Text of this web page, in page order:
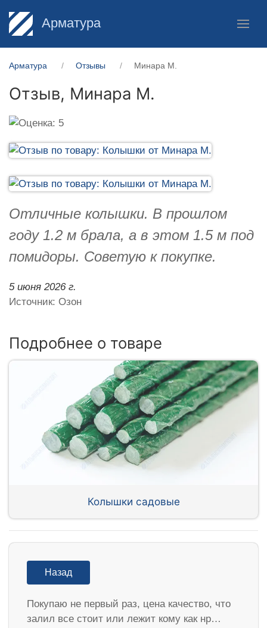
Арматура
Арматура Отзывы Минара М.
Отзыв, Минара М.
Отличные колышки. В прошлом
году 1.2 м брала, а в этом 1.5 м под
помидоры. Советую к покупке.
5 июня 2026 г.
Источник: Озон
Подробнее о товаре
Колышки садовые
Назад
Покупаю не первый раз, цена качество, что
залил все стоит или лежит кому как нр…